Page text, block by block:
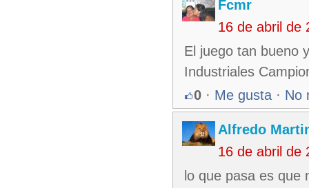
Fcmr
16 de abril de
El juego tan bueno
Industriales
0 · Me gusta · No
Alfredo
16 de abril de
lo que pasa es